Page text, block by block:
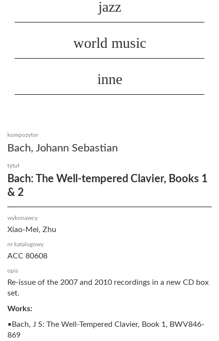
jazz
world music
inne
kompozytor
Bach, Johann Sebastian
tytuł
Bach: The Well-tempered Clavier, Books 1
& 2
wykonawcy
Xiao-Mei, Zhu
nr katalogowy
ACC 80608
opis
Re-issue of the 2007 and 2010 recordings in a new CD box
set.
Works:
•Bach, J S: The Well-Tempered Clavier, Book 1, BWV846-
869